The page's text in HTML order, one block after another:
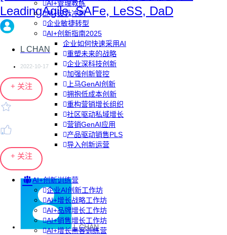
AI+管理教练
AI+设计冲刺
企业敏捷转型
AI+创新指南2025
企业如何快速采用AI
重塑未来的战略
企业深科技创新
加强创新管控
上马GenAI创新
拥抱低成本创新
重构营销增长组织
社区驱动私域增长
营销GenAI应用
产品驱动销售PLS
导入创新运营
AI+创新训练营
企业AI创新工作坊
AI+增长战略工作坊
AI+品牌增长工作坊
AI+销售增长工作坊
AI+增长黑客训练营
LeadingAgile, SAFe, LeSS, DaD
L CHAN
2022-10-17
+ 关注
+ 关注
L CHAN